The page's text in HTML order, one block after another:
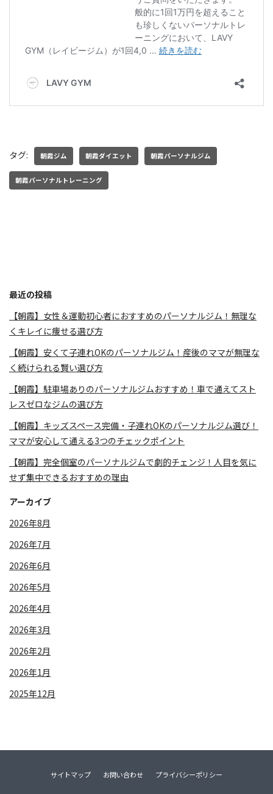
タグ: 朝霞ジム 朝霞ダイエット 朝霞パーソナルジム
朝霞パーソナルトレーニング
最近の投稿
【朝霞】女性＆運動初心者におすすめのパーソナルジム！無理な
くキレイに痩せる選び方
【朝霞】安くて子連れOKのパーソナルジム！産後のママが無理な
く続けられる賢い選び方
【朝霞】駐車場ありのパーソナルジムおすすめ！車で通えてスト
レスゼロなジムの選び方
【朝霞】キッズスペース完備・子連れOKのパーソナルジム選び！
ママが安心して通える3つのチェックポイント
【朝霞】完全個室のパーソナルジムで劇的チェンジ！人目を気に
せず集中できるおすすめの理由
アーカイブ
2026年8月
2026年7月
2026年6月
2026年5月
2026年4月
2026年3月
2026年2月
2026年1月
2025年12月
サイトマップ お問い合わせ プライバシーポリシー